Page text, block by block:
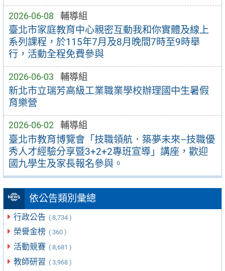
2026-06-08 輔導組
臺北市家庭教育中心親密互動我和你實體及線上
系列課程，於115年7月及8月晚間7時至9時舉
行，活動全程免費參與
2026-06-03 輔導組
新北市立瑞芳高級工業職業學校辦理國中生暑假
育樂營
2026-06-02 輔導組
臺北市教育博覽會「技職領航．築夢未來–技職優
秀人才經驗分享暨3+2+2專班宣導」講座，歡迎
國九學生及家長報名參與。
依公告類別彙總
行政公告 ( 8,734 )
榮譽金榜 ( 360 )
活動競賽 ( 8,681 )
教師研習 ( 3,968 )